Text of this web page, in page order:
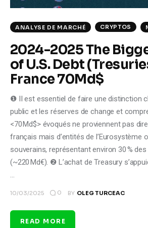
ANALYSE DE MARCHÉ CRYPTOS
2024-2025 The
of U.S. Debt
France 70Md$
❶ II est essentiel de faire une distinction
public et les réserves de change et
<70 Md$> évoqués ne proviennent pas
français mais d’entités de l’Eurosystème
souverains, représentant environ 30 %
(~220 Md€). ❷ L’achat de Treasury
…
10/03/2025 0 BY OLEG TURCEAC
READ MORE